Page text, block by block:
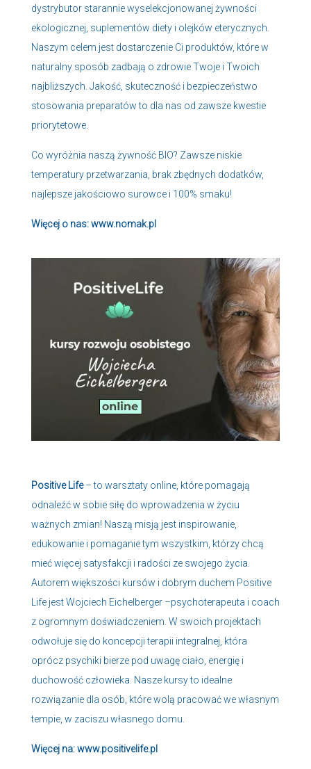
dystrybutor starannie wyselekcjonowanej żywności
ekologicznej, suplementów diety i olejków eterycznych.
Naszym celem jest dostarczenie Ci produktów, które w
naturalny sposób zadbają o zdrowie Twoje i Twoich
najbliższych. Jakość, skuteczność i bezpieczeństwo
stosowania preparatów to dla nas od zawsze kwestie
priorytetowe.
Co wyróżnia naszą żywność BIO? Zawsze niskie
temperatury przetwarzania, brak zbędnych dodatków,
najlepsze jakościowo surowce i 100% smaku!
Więcej o nas: www.nomak.pl
Positive Life– to warsztaty online, które pomagają
odnaleźć w sobie siłę do wprowadzenia w życiu
ważnych zmian! Naszą misją jest inspirowanie,
edukowanie i pomaganie tym wszystkim, którzy chcą
mieć więcej satysfakcji i radości ze swojego życia.
Autorem większości kursów i dobrym duchem Positive
Life jest Wojciech Eichelberger –psychoterapeuta i coach
z ogromnym doświadczeniem. W swoich projektach
odwołuje się do koncepcji terapii integralnej, która
oprócz psychiki bierze pod uwagę ciało, energię i
duchowość człowieka. Nasze kursy to idealne
rozwiązanie dla osób, które wolą pracować we własnym
tempie, w zaciszu własnego domu.
Więcej na:www.positivelife.pl